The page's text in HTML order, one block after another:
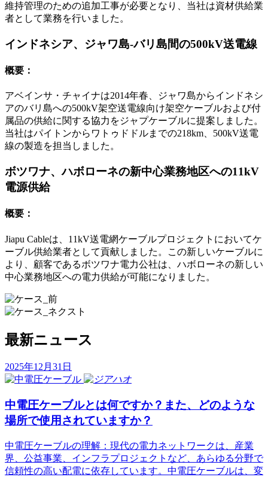
維持管理のための追加工事が必要となり、当社は資材供給業
者として業務を行いました。
インドネシア、ジャワ島-バリ島間の500kV送電線
概要：
アベインサ・チャイナは2014年春、ジャワ島からインドネシ
アのバリ島への500kV架空送電線向け架空ケーブルおよび付
属品の供給に関する協力をジャプケーブルに提案しました。
当社はパイトンからワトゥドドルまでの218km、500kV送電
線の製造を担当しました。
ボツワナ、ハボローネの新中心業務地区への11kV
電源供給
概要：
Jiapu Cableは、11kV送電網ケーブルプロジェクトにおいてケ
ーブル供給業者として貢献しました。この新しいケーブルに
より、顧客であるボツワナ電力公社は、ハボローネの新しい
中心業務地区への電力供給が可能になりました。
最新ニュース
2025年12月31日
中電圧ケーブルとは何ですか？また、どのような
場所で使用されていますか？
中電圧ケーブルの理解：現代の電力ネットワークは、産業
界、公益事業、インフラプロジェクトなど、あらゆる分野で
信頼性の高い配電に依存しています。中電圧ケーブルは、変